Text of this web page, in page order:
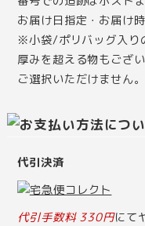
お届け日指定・お届け
※小袋/ポリバッグ入り
厚みを超える物もござ
ご選択いただけません。
代引決済
代引手数料 330円にて